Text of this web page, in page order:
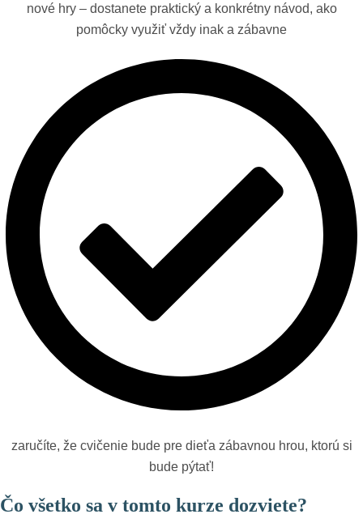
nové hry – dostanete praktický a konkrétny návod, ako
pomôcky využiť vždy inak a zábavne
zaručíte, že cvičenie bude pre dieťa zábavnou hrou, ktorú si
bude pýtať!
Čo všetko sa v tomto kurze dozviete?